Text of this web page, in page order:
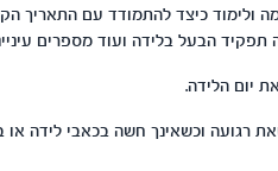
ולימוד כיצד להתמודד עם התאריך
הבעל בלידה ועוד מספרים